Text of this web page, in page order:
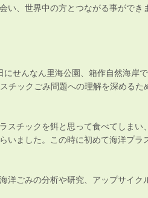
い、世界中の方とつながる事がで
せんなん里海公園、箱作自然海岸
チックごみ問題への理解を深める
スチックを餌と思って食べてしま
いました。この時に初めて海洋プラ
洋ごみの分析や研究、アップサイ